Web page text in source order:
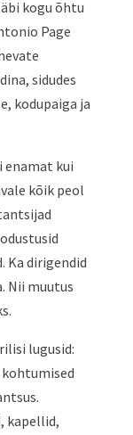
kogu õhtu
Page
sidudes
kodupaiga ja
enamat kui
kõik peol
Ka dirigendid
Nii muutus
lugusid:
kohtumised
kapellid,